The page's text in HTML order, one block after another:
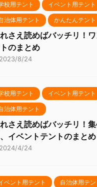
校用テント イベント用テント
治体用テント かんたんテント
さえ読めばバッチリ！
のまとめ
2023/8/24
校用テント イベント用テント
治体用テント
さえ読めばバッチリ！
、イベントテントのまとめ
2024/4/24
ベント用テント 自治体用テン